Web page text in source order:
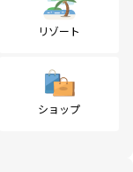
リゾート
ショップ